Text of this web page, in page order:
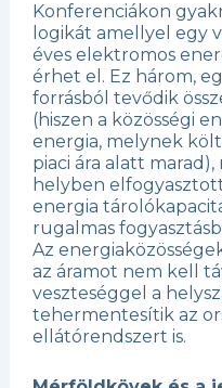
Konferenciákon
logikát amellyel egy
éves elektromos
érhet el. Ez három,
forrásból tevődik
(hiszen a közösségi
energia, melynek
piaci ára alatt
helyben
energia
rugalmas
Az
az áramot nem kell
veszteséggel a
tehermentesítik az
ellátórendszert is.